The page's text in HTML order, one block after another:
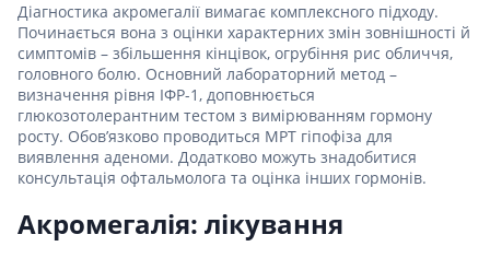
Діагностика акромегалії вимагає комплексного підходу.
Починається вона з оцінки характерних змін зовнішності й
симптомів – збільшення кінцівок, огрубіння рис обличчя,
головного болю. Основний лабораторний метод –
визначення рівня ІФР-1, доповнюється
глюкозотолерантним тестом з вимірюванням гормону
росту. Обов’язково проводиться МРТ гіпофіза для
виявлення аденоми. Додатково можуть знадобитися
консультація офтальмолога та оцінка інших гормонів.
Акромегалія: лікування